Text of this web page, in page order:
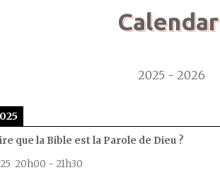
Calendar
2025 - 2026
que la Bible est la Parole de Dieu ?
20h00 - 21h30